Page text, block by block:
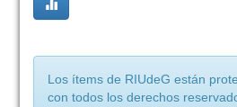
Los ítems de RIUdeG están
con todos los derechos